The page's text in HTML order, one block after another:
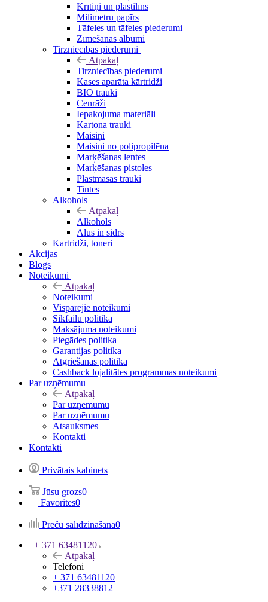
Krītiņi un plastilīns
Milimetru papīrs
Tāfeles un tāfeles piederumi
Zīmēšanas albumi
Tirzniecības piederumi
Atpakaļ
Tirzniecības piederumi
Kases aparāta kārtridži
BIO trauki
Cenrāži
Iepakojuma materiāli
Kartona trauki
Maisiņi
Maisiņi no polipropilēna
Marķēšanas lentes
Marķēšanas pistoles
Plastmasas trauki
Tintes
Alkohols
Atpakaļ
Alkohols
Alus in sidrs
Kartridži, toneri
Akcijas
Blogs
Noteikumi
Atpakaļ
Noteikumi
Vispārējie noteikumi
Sikfailu politika
Maksājuma noteikumi
Piegādes politika
Garantijas politika
Atgriešanas politika
Cashback lojalitātes programmas noteikumi
Par uzņēmumu
Atpakaļ
Par uzņēmumu
Par uzņēmumu
Atsauksmes
Kontakti
Kontakti
Privātais kabinets
Jūsu grozs0
Favorites0
Preču salīdzināšana0
+ 371 63481120
Atpakaļ
Telefoni
+ 371 63481120
+371 28338812